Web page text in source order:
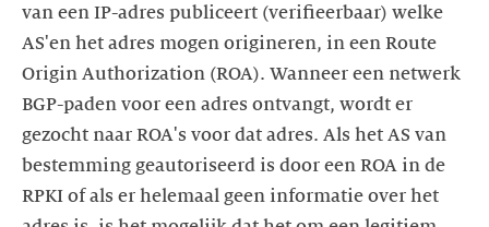
van een IP-adres publiceert (verifieerbaar) welke
AS'en het adres mogen origineren, in een Route
Origin Authorization (ROA). Wanneer een netwerk
BGP-paden voor een adres ontvangt, wordt er
gezocht naar ROA's voor dat adres. Als het AS van
bestemming geautoriseerd is door een ROA in de
RPKI of als er helemaal geen informatie over het